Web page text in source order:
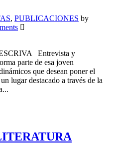
, PUBLICACIONES by
Entrevista y
parte de esa joven
que desean poner el
lugar destacado a través de la